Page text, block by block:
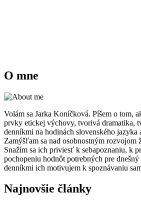
O mne
Volám sa Jarka Koníčková. Píšem o tom,
prvky etickej výchovy, tvorivá dramatika,
denníkmi na hodinách slovenského jazyka
Zamýšľam sa nad osobnostným rozvojom
Snažím sa ich priviesť k sebapoznaniu, k
pochopeniu hodnôt potrebných pre dnešný
denníkmi ich motivujem k spoznávaniu
Najnovšie články